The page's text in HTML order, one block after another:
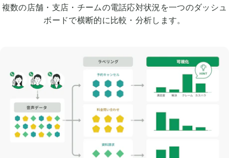
複数の店舗・支店・チームの電話応対状況を一つのダッシュ
ボードで横断的に比較・分析します。